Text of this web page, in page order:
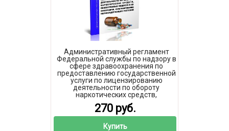
Административный регламент
Федеральной службы по надзору в
сфере здравоохранения по
предоставлению государственной
услуги по лицензированию
деятельности по обороту
наркотических средств,
психотропных веществ и их
прекурсоров, культивированию
наркосодержащих растений 2026
год. Последняя редакция
270 руб.
Купить